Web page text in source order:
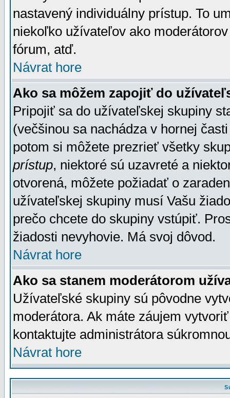
nastavený individuálny prístup. To
niekoľko užívateľov ako
fórum, atď.
Návrat hore
Ako sa môžem zapojiť do
Pripojiť sa do užívateľskej skupiny
(večšinou sa nachádza v hornej
potom si môžete prezrieť všetky
prístup, niektoré sú uzavreté a
otvorená, môžete požiadať o
užívateľskej skupiny musí Vašu
prečo chcete do skupiny vstúpiť.
žiadosti nevyhovie. Má svoj dôvod.
Návrat hore
Ako sa stanem moderátorom
Užívateľské skupiny sú pôvodne
moderátora. Ak máte záujem
kontaktujte administrátora
Návrat hore